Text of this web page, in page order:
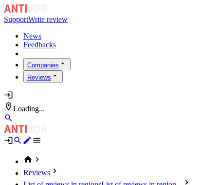
SupportWrite review
News
Feedbacks
Companies
Reviews
Loading...
Reviews